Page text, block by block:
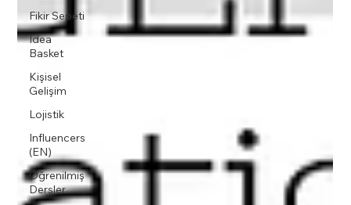
Fikir Sepeti
Idea
Basket
Kişisel
Gelişim
Lojistik
Influencers
(EN)
Öğrenilmiş
Dersler